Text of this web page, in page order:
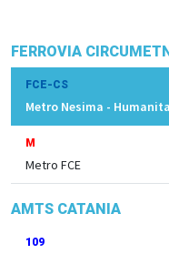
FERROVIA
FCE-CS
Metro Nesima -
M
Metro FCE
AMTS CATANIA
109